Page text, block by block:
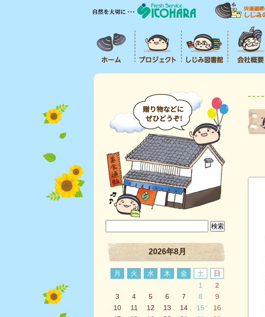
2026年8月
月 火 水 木 金 土 日
1
2
3
4 5 6 7 8
9
10
11 12 13 14 15
16